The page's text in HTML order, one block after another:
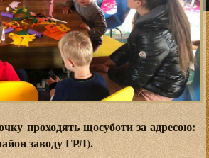
проходять щосуботи за адресою:
заводу ГРЛ).